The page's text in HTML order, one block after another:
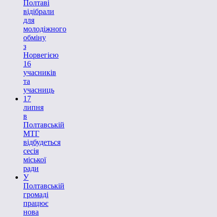
Полтаві
відібрали
для
молодіжного
обміну
з
Норвегією
16
учасників
та
учасниць
17
липня
в
Полтавській
МТГ
відбудеться
сесія
міської
ради
У
Полтавській
громаді
працює
нова